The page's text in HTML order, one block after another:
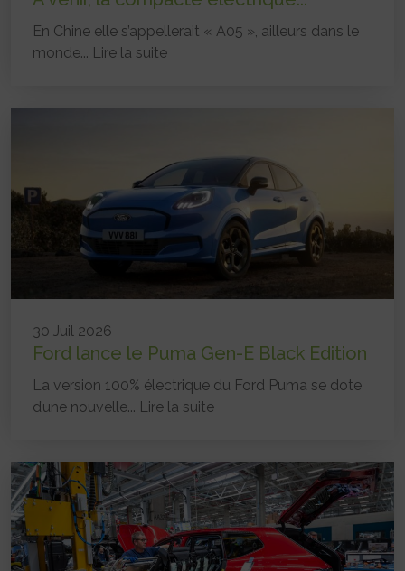
En Chine elle s’appellerait « A05 », ailleurs dans le
monde... Lire la suite
30 Juil 2026
Ford lance le Puma Gen-E Black Edition
La version 100% électrique du Ford Puma se dote
d’une nouvelle... Lire la suite